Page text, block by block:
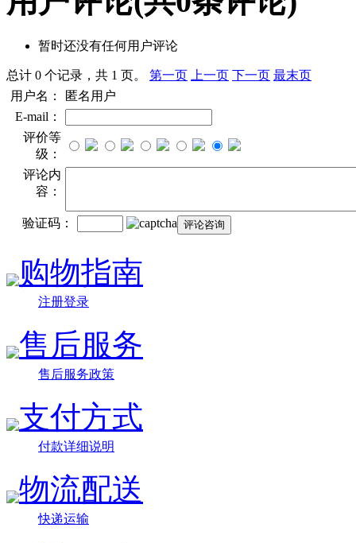
暂时还没有任何用户评论
总计 0 个记录，共 1 页。 第一页 上一页 下一页 最末页
用户名：
匿名用户
E-mail：
评价等
级：
评论内
容：
验证码：
购物指南
注册登录
售后服务
售后服务政策
支付方式
付款详细说明
物流配送
快递运输